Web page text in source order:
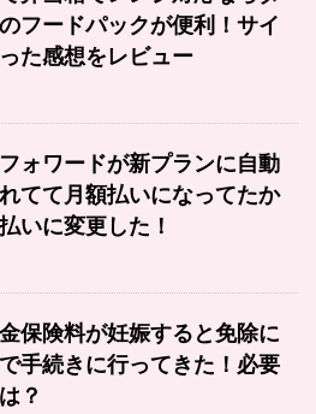
フードパックが便利！サイ
た感想をレビュー
ォワードが新プランに自動
てて月額払いになってたか
いに変更した！
保険料が妊娠すると免除に
手続きに行ってきた！必要
？